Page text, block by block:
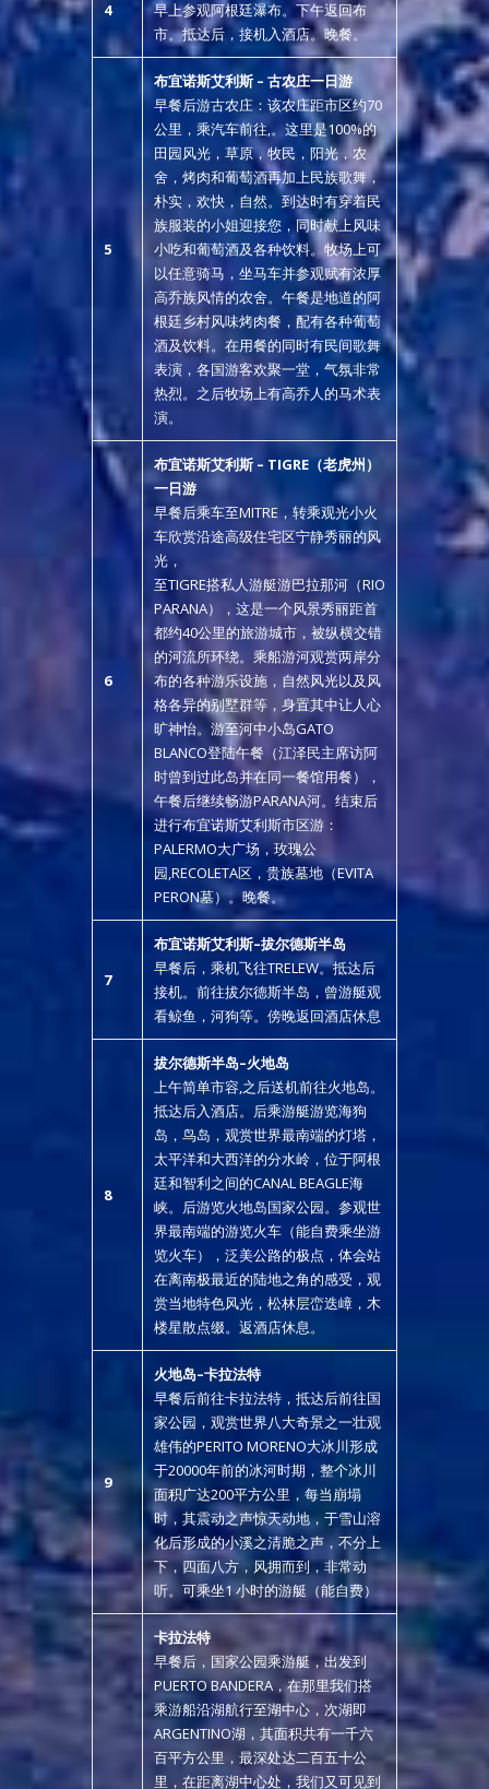
4
早上参观阿根廷瀑布。下午返回布
市。抵达后，接机入酒店。晚餐。
5
布宜诺斯艾利斯– 古农庄一日游
早餐后游古农庄：该农庄距市区约70
公里，乘汽车前往,。这里是100%的
田园风光，草原，牧民，阳光，农
舍，烤肉和葡萄酒再加上民族歌舞，
朴实，欢快，自然。到达时有穿着民
族服装的小姐迎接您，同时献上风味
小吃和葡萄酒及各种饮料。牧场上可
以任意骑马，坐马车并参观赋有浓厚
高乔族风情的农舍。午餐是地道的阿
根廷乡村风味烤肉餐，配有各种葡萄
酒及饮料。在用餐的同时有民间歌舞
表演，各国游客欢聚一堂，气氛非常
热烈。之后牧场上有高乔人的马术表
演。
6
布宜诺斯艾利斯– TIGRE （老虎州）
一日游
早餐后乘车至MITRE，转乘观光小火
车欣赏沿途高级住宅区宁静秀丽的风
光，
至TIGRE搭私人游艇游巴拉那河（RIO
PARANA），这是一个风景秀丽距首
都约40公里的旅游城市，被纵横交错
的河流所环绕。乘船游河观赏两岸分
布的各种游乐设施，自然风光以及风
格各异的别墅群等，身置其中让人心
旷神怡。游至河中小岛GATO
BLANCO登陆午餐（江泽民主席访阿
时曾到过此岛并在同一餐馆用餐），
午餐后继续畅游PARANA河。结束后
进行布宜诺斯艾利斯市区游：
PALERMO大广场，玫瑰公
园,RECOLETA区，贵族墓地（EVITA
PERON墓）。晚餐。
7
布宜诺斯艾利斯–拔尔德斯半岛
早餐后，乘机飞往TRELEW。抵达后
接机。前往拔尔德斯半岛，曾游艇观
看鲸鱼，河狗等。傍晚返回酒店休息
8
拔尔德斯半岛–火地岛
上午简单市容,之后送机前往火地岛。
抵达后入酒店。后乘游艇游览海狗
岛，鸟岛，观赏世界最南端的灯塔，
太平洋和大西洋的分水岭，位于阿根
廷和智利之间的CANAL BEAGLE海
峡。后游览火地岛国家公园。参观世
界最南端的游览火车（能自费乘坐游
览火车），泛美公路的极点，体会站
在离南极最近的陆地之角的感受，观
赏当地特色风光，松林层峦迭嶂，木
楼星散点缀。返酒店休息。
9
火地岛–卡拉法特
早餐后前往卡拉法特，抵达后前往国
家公园，观赏世界八大奇景之一壮观
雄伟的PERITO MORENO大冰川形成
于20000年前的冰河时期，整个冰川
面积广达200平方公里，每当崩塌
时，其震动之声惊天动地，于雪山溶
化后形成的小溪之清脆之声，不分上
下，四面八方，风拥而到，非常动
听。可乘坐1 小时的游艇（能自费）
卡拉法特
早餐后，国家公园乘游艇，出发到
PUERTO BANDERA，在那里我们搭
乘游船沿湖航行至湖中心，次湖即
ARGENTINO湖，其面积共有一千六
百平方公里，最深处达二百五十公
里，在距离湖中心处，我们又可见到